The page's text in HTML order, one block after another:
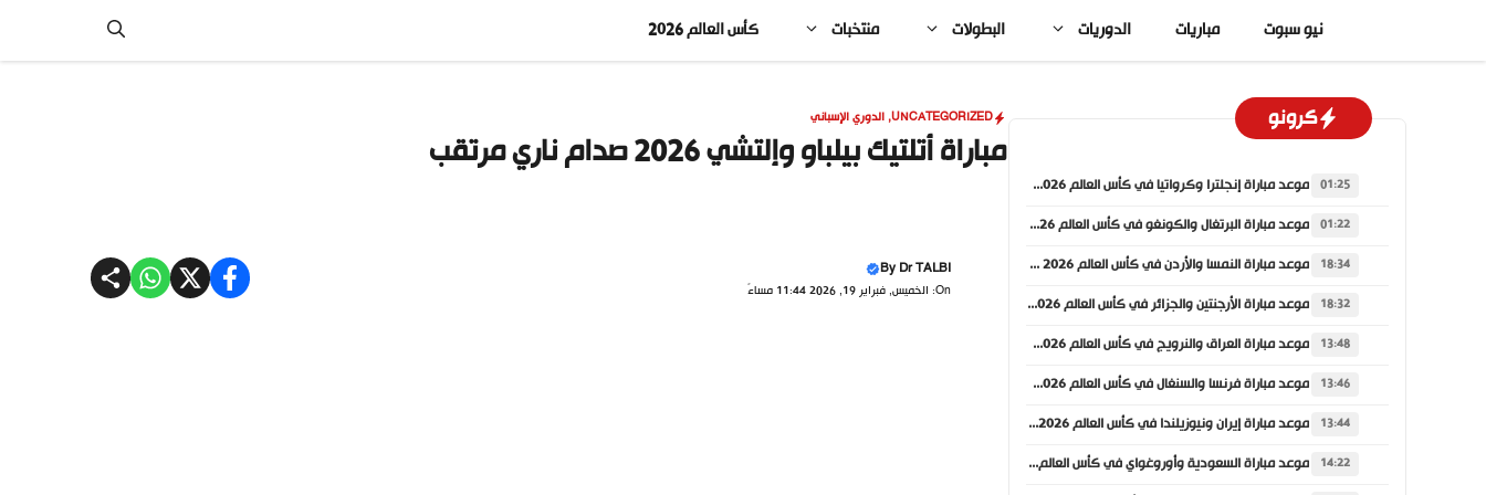
المحتوى
نيو سبوت مباريات الدوريات البطولات منتخبات كأس العالم 2026
UNCATEGORIZED
, الدوري الإسباني
مباراة أتلتيك بيلباو وإلتشي 2026 صدام ناري مرتقب
ByDr TALBI
On: الخميس, فبراير 19, 2026 11:44 مساءً
كرونو
01:25 موعد مباراة إنجلترا وكرواتيا في كأس العالم 2026 والقنوات الناقلة
01:22 موعد مباراة البرتغال والكونغو في كأس العالم 2026 والقنوات الناقلة
18:34 موعد مباراة النمسا والأردن في كأس العالم 2026 والقنوات الناقلة
18:32 موعد مباراة الأرجنتين والجزائر في كأس العالم 2026 والقنوات الناقلة
13:48 موعد مباراة العراق والنرويج في كأس العالم 2026 والقنوات الناقلة
13:46 موعد مباراة فرنسا والسنغال في كأس العالم 2026 والقنوات الناقلة
13:44 موعد مباراة إيران ونيوزيلندا في كأس العالم 2026 والقنوات الناقلة
14:22 موعد مباراة السعودية وأوروغواي في كأس العالم 2026 والقنوات الناقلة